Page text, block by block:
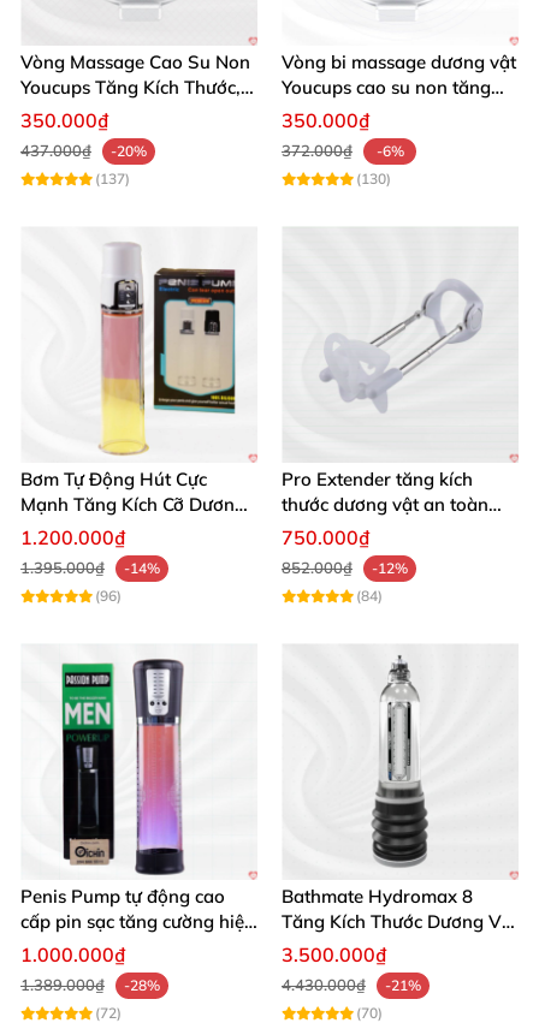
Vòng Massage Cao Su Non
Youcups Tăng Kích Thước,
Thoải Mái Sảng Khoái
350.000₫
437.000₫
-20%
(137)
Vòng bi massage dương vật
Youcups cao su non tăng
kích thước hiệu quả
350.000₫
372.000₫
-6%
(130)
Bơm Tự Động Hút Cực
Mạnh Tăng Kích Cỡ Dương
Vật Hiệu Quả
1.200.000₫
1.395.000₫
-14%
(96)
Pro Extender tăng kích
thước dương vật an toàn
hiệu quả
750.000₫
852.000₫
-12%
(84)
Penis Pump tự động cao
cấp pin sạc tăng cường hiệu
quả mua ngay
1.000.000₫
1.389.000₫
-28%
(72)
Bathmate Hydromax 8
Tăng Kích Thước Dương Vật
An Toàn Hiệu Quả
3.500.000₫
4.430.000₫
-21%
(70)